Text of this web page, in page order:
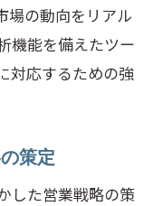
場の動向をリアル
機能を備えたツー
対応するための強
策定
した営業戦略の策